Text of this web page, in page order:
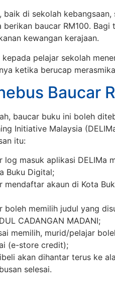
baik di sekolah
baucar RM100.
kewangan kerajaan.
pelajar sekolah
ketika berucap
Baucar
baucar buku ini boleh
Initiative Malaysia
itu:
log masuk aplikasi DELIMa
Buku Digital;
mendaftar akaun di Kota
boleh memilih judul yang
CADANGAN MADANI;
memilih, murid/pelajar
(e-store credit);
akan dihantar terus ke
selesai.